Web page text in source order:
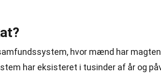
hvor mænd har
har eksisteret i tusinder af år og